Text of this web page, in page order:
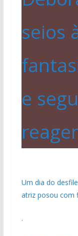
seios
e
Um dia do
atriz posou com
.